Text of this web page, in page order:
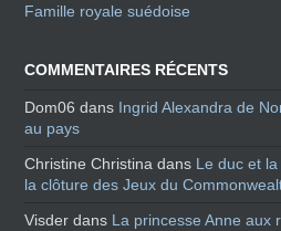
Famille royale suédoise
COMMENTAIRES RÉCENTS
Dom06 dans Ingrid Alexandra de
au pays
Christine Christina dans Le duc et la
la clôture des Jeux du
Visder dans La princesse Anne aux